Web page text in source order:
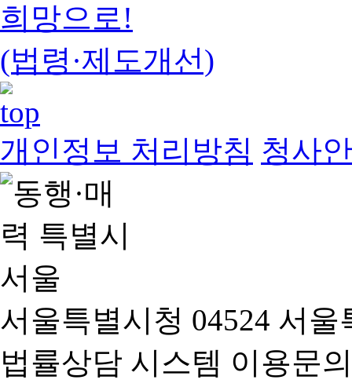
희망으로!
(법령·제도개선)
개인정보 처리방침 청사
서울특별시청 04524 서
법률상담 시스템 이용문